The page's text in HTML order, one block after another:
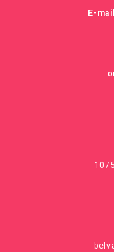
E-